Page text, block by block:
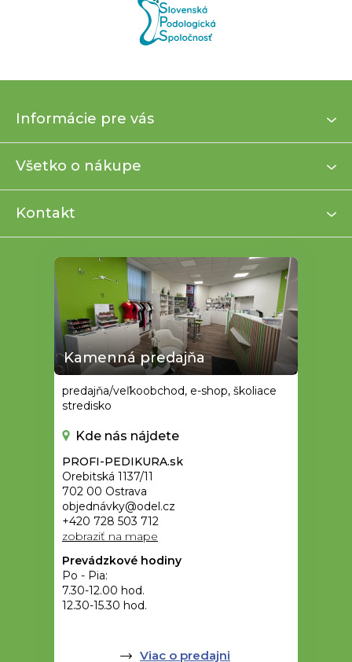
p
t
Informácie pre vás
Všetko o nákupe
Kontakt
Kamenná predajňa
predajňa/veľkoobchod, e-shop, školiace
stredisko
Kde nás nájdete
PROFI-PEDIKURA.sk
Orebitská 1137/11
702 00 Ostrava
objednávky@odel.cz
+420 728 503 712
zobraziť na mape
Prevádzkové hodiny
Po - Pia:
7.30-12.00 hod.
12.30-15.30 hod.
Viac o predajni